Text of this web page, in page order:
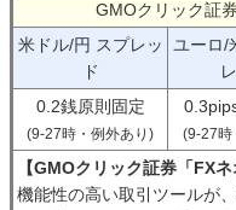
GMOクリック証
米ドル/円 スプレッ
ド
ユーロ/
0.2銭原則固定
(9-27時・例外あり) (9-27時
【GMOクリック証券「FX
機能性の高い取引ツールが